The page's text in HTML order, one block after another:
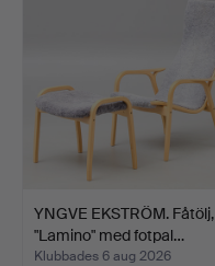
YNGVE EKSTRÖM. Fåtölj,
"Lamino" med fotpal…
Klubbades 6 aug 2026